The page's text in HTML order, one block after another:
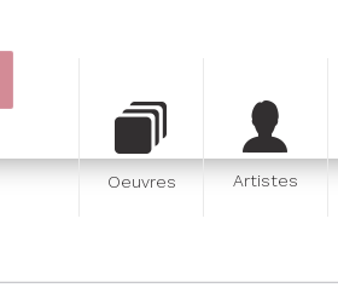
Oeuvres Artistes